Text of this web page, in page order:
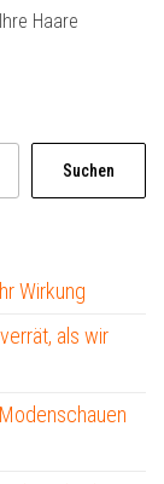
Haare
Suchen
Wirkung
als wir